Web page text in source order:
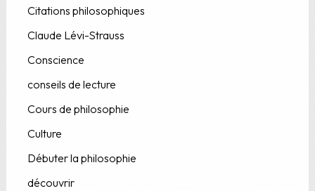
Citations philosophiques
Claude Lévi-Strauss
Conscience
conseils de lecture
Cours de philosophie
Culture
Débuter la philosophie
découvrir